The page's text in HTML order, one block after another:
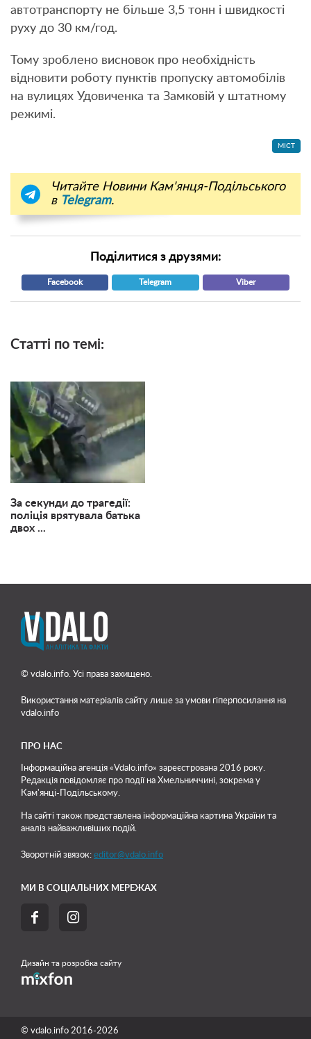
автотранспорту не більше 3,5 тонн і швидкості
руху до 30 км/год.
Тому зроблено висновок про необхідність
відновити роботу пунктів пропуску автомобілів
на вулицях Удовиченка та Замковій у штатному
режимі.
МІСТ
Читайте Новини Кам'янця-Подільського
в Telegram.
Поділитися з друзями:
Facebook Telegram Viber
Статті по темі:
За секунди до трагедії:
поліція врятувала батька
двох ...
© vdalo.info. Усі права захищено.
Використання матеріалів сайту лише за умови гіперпосилання на
vdalo.info
ПРО НАС
Інформаційна агенція «Vdalo.info» зареєстрована 2016 року.
Редакція повідомляє про події на Хмельниччині, зокрема у
Кам'янці-Подільському.
На сайті також представлена інформаційна картина України та
аналіз найважливіших подій.
Зворотній звязок: editor@vdalo.info
МИ В СОЦІАЛЬНИХ МЕРЕЖАХ
 
Дизайн та розробка сайту
© vdalo.info 2016-2026